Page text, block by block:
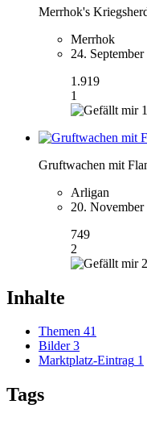
Merrhok's
Merrhok
24.
1.919
1
Gruftwachen mit
Arligan
20. November
749
2
2
Inhalte
Themen 41
Bilder 3
Marktplatz-Eintrag 1
Tags